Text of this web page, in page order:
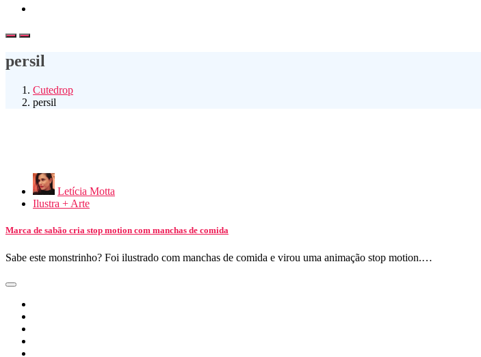
persil
Cutedrop
persil
Letícia Motta
Ilustra + Arte
Marca de sabão cria stop motion com manchas de comida
Sabe este monstrinho? Foi ilustrado com manchas de comida e virou uma animação stop motion.…